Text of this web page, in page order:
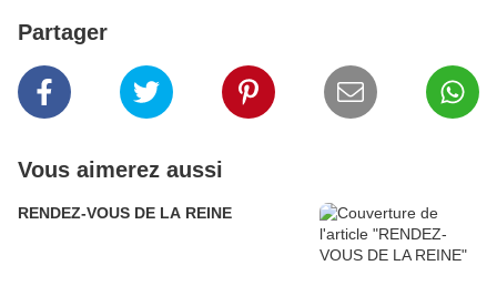
Partager
Vous aimerez aussi
RENDEZ-VOUS DE LA REINE